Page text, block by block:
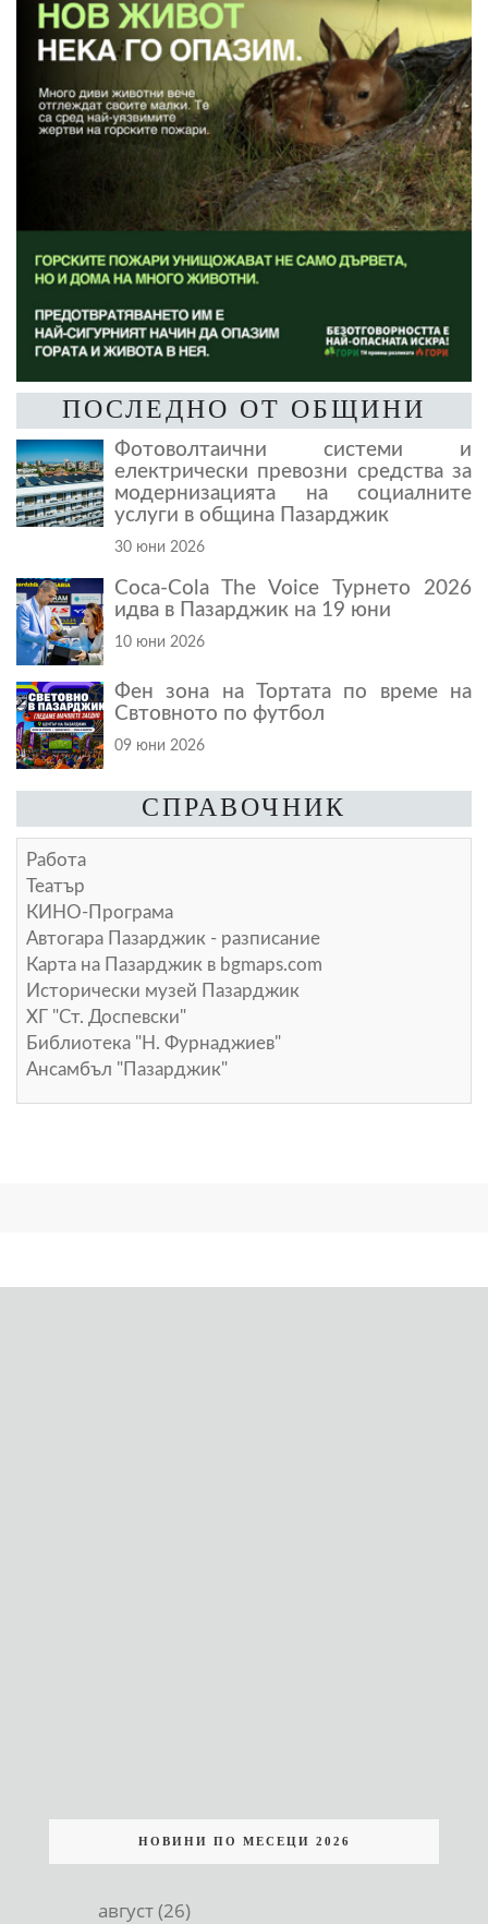
ПОСЛЕДНО ОТ ОБЩИНИ
Фотоволтаични системи и
електрически превозни средства за
модернизацията на социалните
услуги в община Пазарджик
30 юни 2026
Coca-Cola The Voice Турнето 2026
идва в Пазарджик на 19 юни
10 юни 2026
Фен зона на Тортата по време на
Свтовното по футбол
09 юни 2026
СПРАВОЧНИК
Работа
Театър
КИНО-Програма
Автогара Пазарджик - разписание
Карта на Пазарджик в bgmaps.com
Исторически музей Пазарджик
ХГ "Ст. Доспевски"
Библиотека "Н. Фурнаджиев"
Ансамбъл "Пазарджик"
НОВИНИ ПО МЕСЕЦИ 2026
август (26)